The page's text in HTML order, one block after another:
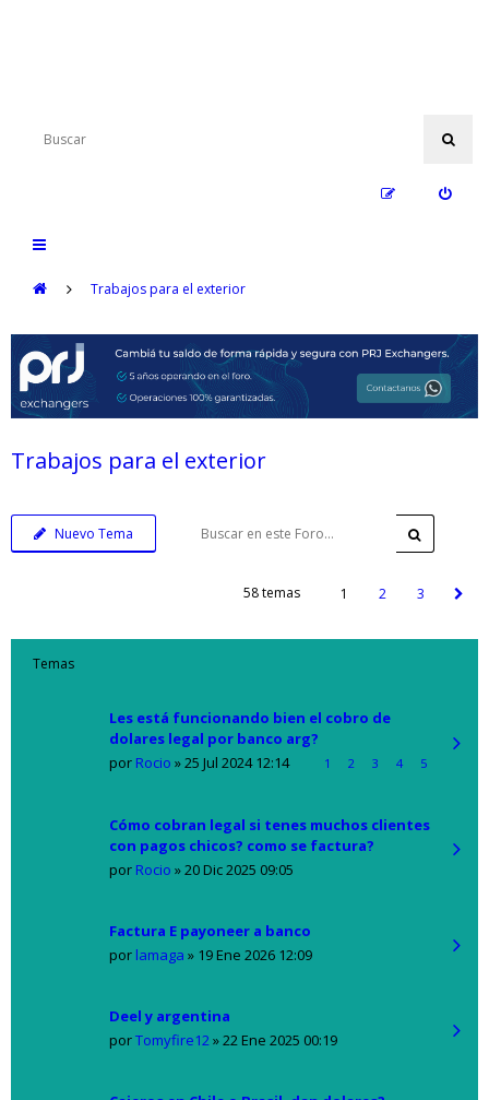
Trabajos para el exterior
Trabajos para el exterior
Nuevo Tema
58 temas 1 2 3
Temas
Les está funcionando bien el cobro de
dolares legal por banco arg?
por Rocio »25 Jul 2024 12:14 1 2 3 4 5
Cómo cobran legal si tenes muchos clientes
con pagos chicos? como se factura?
por Rocio »20 Dic 2025 09:05
Factura E payoneer a banco
por lamaga » 19 Ene 2026 12:09
Deel y argentina
porTomyfire12»22 Ene 2025 00:19